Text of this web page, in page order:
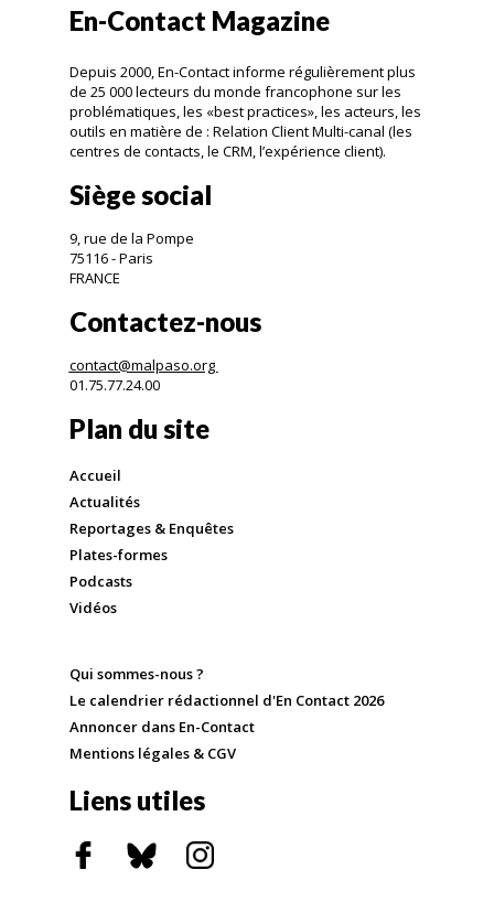
En-Contact Magazine
Depuis 2000, En-Contact informe régulièrement plus
de 25 000 lecteurs du monde francophone sur les
problématiques, les «best practices», les acteurs, les
outils en matière de : Relation Client Multi-canal (les
centres de contacts, le CRM, l’expérience client).
Siège social
9, rue de la Pompe
75116 - Paris
FRANCE
Contactez-nous
contact@malpaso.org
01.75.77.24.00
Plan du site
Accueil
Actualités
Reportages & Enquêtes
Plates-formes
Podcasts
Vidéos
Qui sommes-nous ?
Le calendrier rédactionnel d'En Contact 2026
Annoncer dans En-Contact
Mentions légales & CGV
Liens utiles